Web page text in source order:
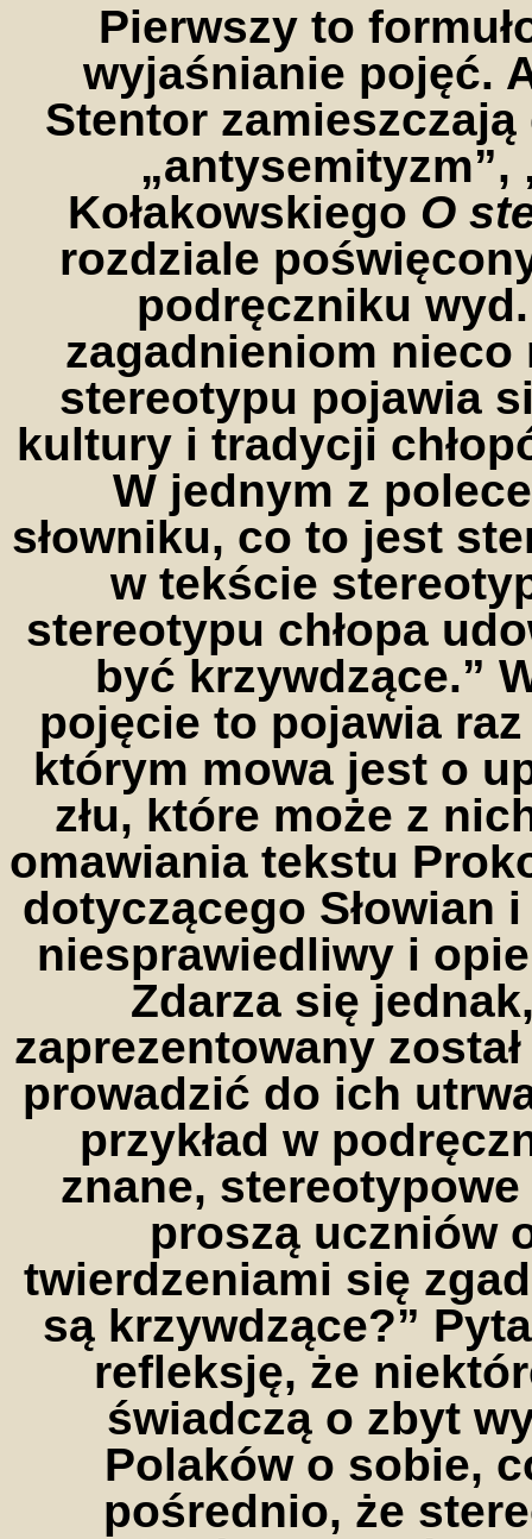
Pierwszy to
wyjaśnianie pojęć.
Stentor
Kołakowskiego O
rozdziale
podręczniku
zagadnieniom
stereotypu pojawia
kultury i tradycji
W jednym z
słowniku, co to jest
w tekście
stereotypu chłopa
być krzywdzące.”
pojęcie to pojawia
którym mowa jest o
złu, które może z
omawiania tekstu
dotyczącego Słowian
niesprawiedliwy i
Zdarza się
zaprezentowany
prowadzić do ich
przykład w
znane,
proszą uczniów
twierdzeniami się
są krzywdzące?”
refleksję, że
świadczą o zbyt
Polaków o sobie,
pośrednio, że